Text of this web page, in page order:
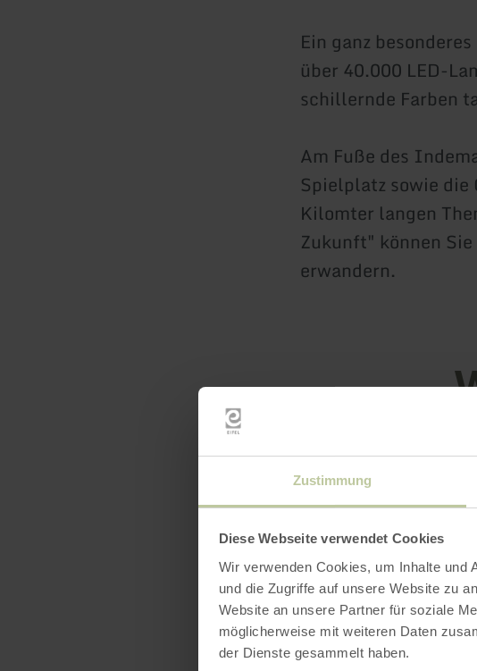
Zustimmung
Diese Webseite verwendet Cookies
Wir verwenden Cookies, um Inhalte und
und die Zugriffe auf unsere Website zu
Website an unsere Partner für soziale
möglicherweise mit weiteren Daten
der Dienste gesammelt haben.
Ein ganz
über 40.000 LED-
schillernde Farben
Am Fuße des
Spielplatz sowie
Kilomter langen
Zukunft" können
erwandern.
Downloads